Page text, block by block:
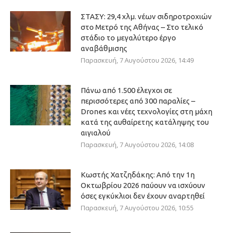
ΣΤΑΣΥ: 29,4 χλμ. νέων σιδηροτροχιών
στο Μετρό της Αθήνας – Στο τελικό
στάδιο το μεγαλύτερο έργο
αναβάθμισης
Παρασκευή, 7 Αυγούστου 2026, 14:49
Πάνω από 1.500 έλεγχοι σε
περισσότερες από 300 παραλίες –
Drones και νέες τεχνολογίες στη μάχη
κατά της αυθαίρετης κατάληψης του
αιγιαλού
Παρασκευή, 7 Αυγούστου 2026, 14:08
Κωστής Χατζηδάκης: Από την 1η
Οκτωβρίου 2026 παύουν να ισχύουν
όσες εγκύκλιοι δεν έχουν αναρτηθεί
Παρασκευή, 7 Αυγούστου 2026, 10:55